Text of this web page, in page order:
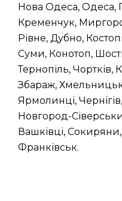
Нова Одеса, Одеса,
Кременчук,
Рівне, Дубно,
Суми, Конотоп,
Тернопіль,
Збараж,
Ярмолинці,
Новгород-
Вашківці, Сокиряни,
Франківськ.